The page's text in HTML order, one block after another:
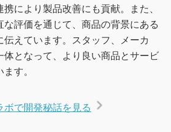
により製品改善にも貢献。また、
評価を通じて、商品の背景にある
えています。スタッフ、メーカ
体となって、より良い商品とサービ
す。
で開発秘話を見る